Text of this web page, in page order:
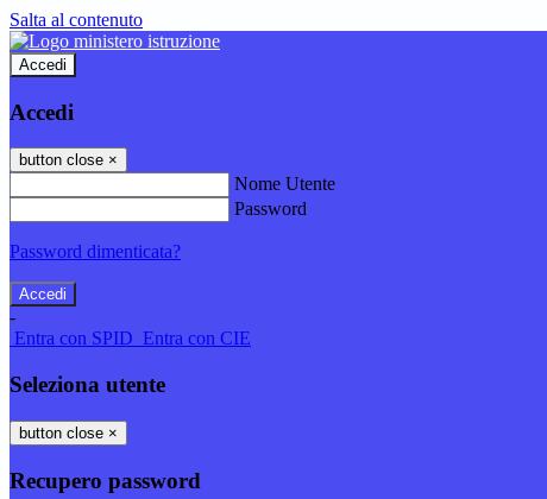
Salta al contenuto
Accedi
Accedi
button close ×
Nome Utente
Password
Password dimenticata?
-
Entra con SPID Entra con CIE
Seleziona utente
button close ×
Recupero password